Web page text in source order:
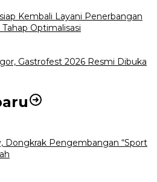
Kembali Layani Penerbangan
Optimalisasi
Gastrofest 2026 Resmi Dibuka
Dongkrak Pengembangan “Sport